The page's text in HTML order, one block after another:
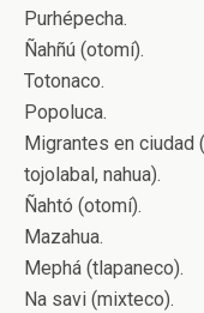
Purhépecha.
Ñahñú (otomí).
Totonaco.
Popoluca.
Migrantes en ciudad
tojolabal, nahua).
Ñahtó (otomí).
Mazahua.
Mephá (tlapaneco).
Na savi (mixteco).